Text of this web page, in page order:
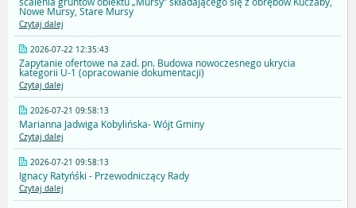
Nowe Mursy, Stare Mursy
Czytaj dalej
2026-07-22 12:35:43
Zapytanie ofertowe na zad. pn. Budowa nowoczesnego ukrycia
kategorii U-1 (opracowanie dokumentacji)
Czytaj dalej
2026-07-21 09:58:13
Marianna Jadwiga Kobylińska- Wójt Gminy
Czytaj dalej
2026-07-21 09:58:13
Ignacy Ratyńśki - Przewodniczący Rady
Czytaj dalej